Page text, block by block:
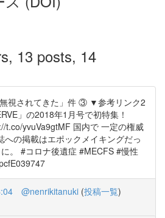
13 posts, 14
視されてきた」件 ③ ▼参考リンク2
」の2018年1月号で初特集！
t.co/yvuVa9gtMF 国内で 一定の権威
への掲載はエポックメイキングだっ
。 #コロナ後遺症 #MECFS #慢性
@nenrikitanuki (投稿一覧)